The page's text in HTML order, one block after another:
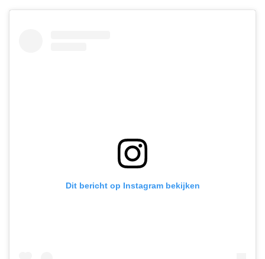
Dit bericht op Instagram bekijken